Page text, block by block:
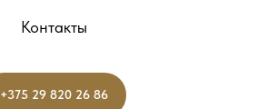
Контакты
+375 29 820 26 86